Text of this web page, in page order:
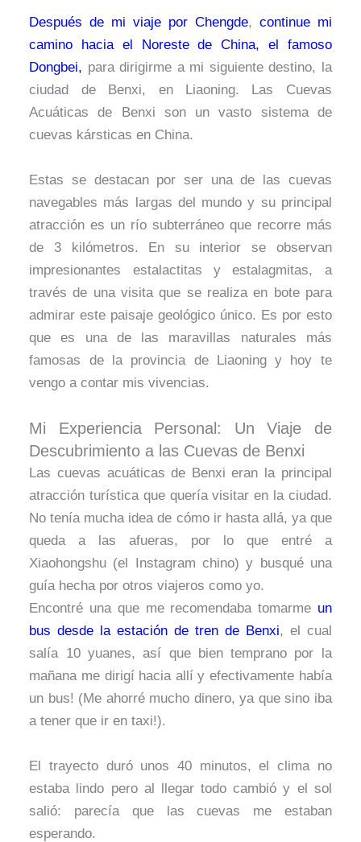
Después de mi viaje por Chengde, continue mi
camino hacia el Noreste de China, el famoso
Dongbei, para dirigirme a mi siguiente destino, la
ciudad de Benxi, en Liaoning. Las Cuevas
Acuáticas de Benxi son un vasto sistema de
cuevas kársticas en China.
Estas se destacan por ser una de las cuevas
navegables más largas del mundo y su principal
atracción es un río subterráneo que recorre más
de 3 kilómetros. En su interior se observan
impresionantes estalactitas y estalagmitas, a
través de una visita que se realiza en bote para
admirar este paisaje geológico único. Es por esto
que es una de las maravillas naturales más
famosas de la provincia de Liaoning y hoy te
vengo a contar mis vivencias.
Mi Experiencia Personal: Un Viaje de
Descubrimiento a las Cuevas de Benxi
Las cuevas acuáticas de Benxi eran la principal
atracción turística que quería visitar en la ciudad.
No tenía mucha idea de cómo ir hasta allá, ya que
queda a las afueras, por lo que entré a
Xiaohongshu (el Instagram chino) y busqué una
guía hecha por otros viajeros como yo.
Encontré una que me recomendaba tomarme un
bus desde la estación de tren de Benxi, el cual
salía 10 yuanes, así que bien temprano por la
mañana me dirigí hacia allí y efectivamente había
un bus! (Me ahorré mucho dinero, ya que sino iba
a tener que ir en taxi!).
El trayecto duró unos 40 minutos, el clima no
estaba lindo pero al llegar todo cambió y el sol
salió: parecía que las cuevas me estaban
esperando.